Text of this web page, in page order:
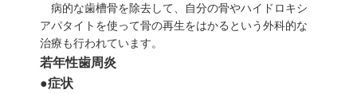
病的な歯槽骨を除去して、自分の骨やハイドロキシ
アパタイトを使って骨の再生をはかるという外科的な
治療も行われています。
若年性歯周炎
●症状